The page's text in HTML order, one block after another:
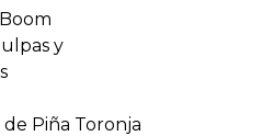
y
Piña Toronja